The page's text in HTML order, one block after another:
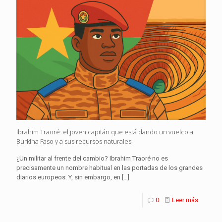
Ibrahim Traoré: el joven capitán que está dando un vuelco a
Burkina Faso y a sus recursos naturales
¿Un militar al frente del cambio? Ibrahim Traoré no es
precisamente un nombre habitual en las portadas de los grandes
diarios europeos. Y, sin embargo, en […]
0 Leer más